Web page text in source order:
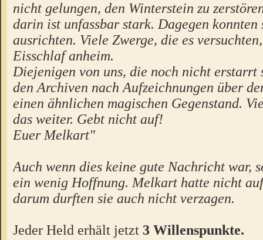
nicht gelungen, den Winterstein zu
darin ist unfassbar stark. Dagegen konnten
ausrichten. Viele Zwerge, die es
Eisschlaf anheim.
Diejenigen von uns, die noch nicht erstarrt
den Archiven nach Aufzeichnungen über
einen ähnlichen magischen Gegenstand.
das weiter. Gebt nicht auf!
Euer Melkart"
Auch wenn dies keine gute Nachricht war,
ein wenig Hoffnung. Melkart hatte nicht
darum durften sie auch nicht verzagen.
Jeder Held erhält jetzt 3 Willenspunkte.